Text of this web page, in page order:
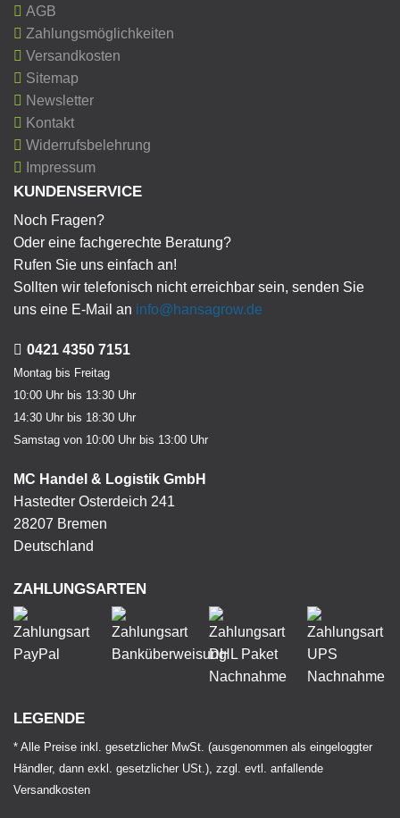
AGB
Zahlungsmöglichkeiten
Versandkosten
Sitemap
Newsletter
Kontakt
Widerrufsbelehrung
Impressum
KUNDENSERVICE
Noch Fragen?
Oder eine fachgerechte Beratung?
Rufen Sie uns einfach an!
Sollten wir telefonisch nicht erreichbar sein, senden Sie
uns eine E-Mail an info@hansagrow.de
0421 4350 7151
Montag bis Freitag
10:00 Uhr bis 13:30 Uhr
14:30 Uhr bis 18:30 Uhr
Samstag von 10:00 Uhr bis 13:00 Uhr
MC Handel & Logistik GmbH
Hastedter Osterdeich 241
28207 Bremen
Deutschland
ZAHLUNGSARTEN
LEGENDE
* Alle Preise inkl. gesetzlicher MwSt. (ausgenommen als eingeloggter
Händler, dann exkl. gesetzlicher USt.), zzgl. evtl. anfallende
Versandkosten